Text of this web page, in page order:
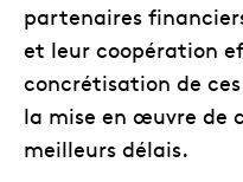
partenaires
et leur coopération
concrétisation de
la mise en œuvre de
meilleurs délais.